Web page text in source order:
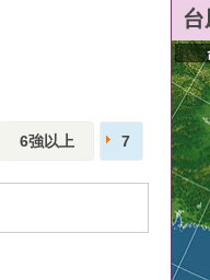
6強以上 7